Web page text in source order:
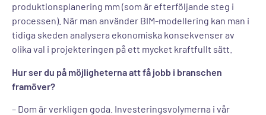
produktionsplanering mm (som är efterföljande steg i
processen). När man använder BIM-modellering kan man i
tidiga skeden analysera ekonomiska konsekvenser av
olika val i projekteringen på ett mycket kraftfullt sätt.
Hur ser du på möjligheterna att få jobb i branschen
framöver?
– Dom är verkligen goda. Investeringsvolymerna i vår